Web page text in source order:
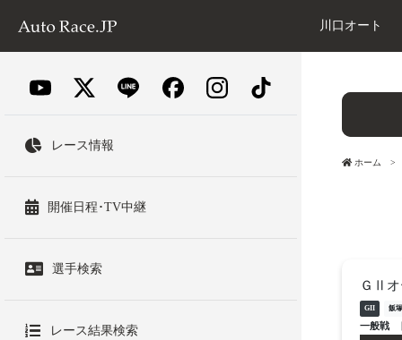
川口オート
レース情報
開催日程･TV中継
選手検索
レース結果検索
ホーム
ＧⅡオ
GII 飯塚
一般戦